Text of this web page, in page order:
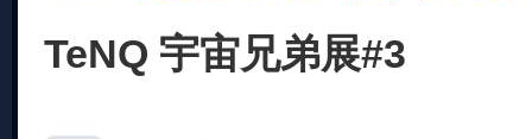
TeNQ 宇宙兄弟展#3